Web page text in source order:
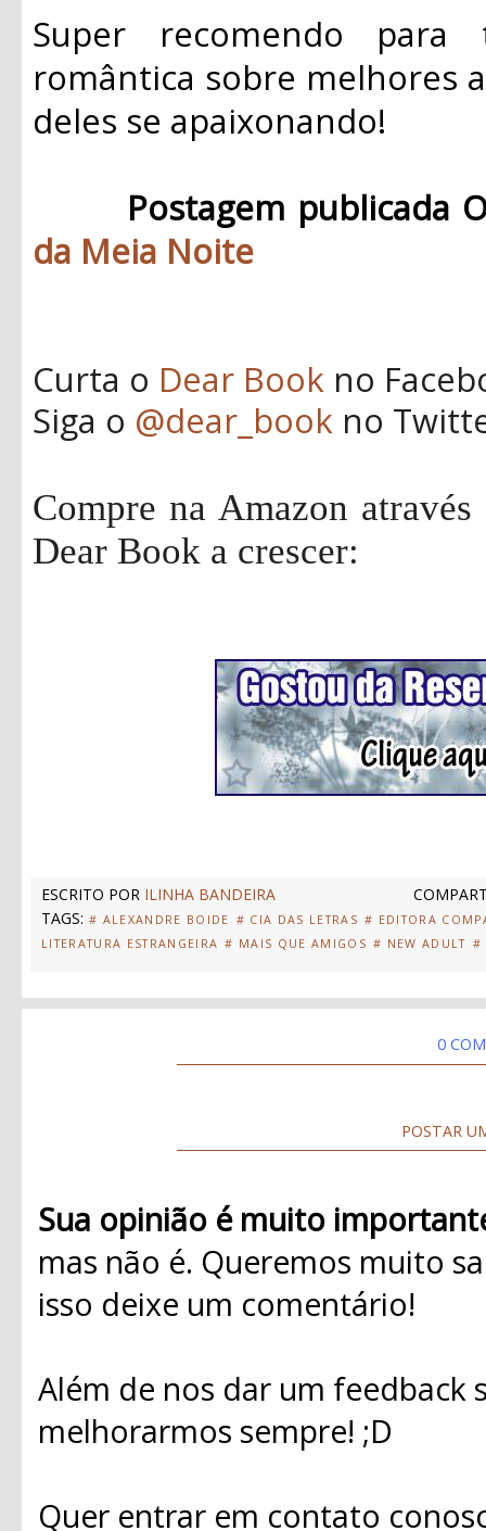
Super recomendo para
romântica sobre melhores
deles se apaixonando!
Postagem publicada
da Meia Noite
Curta o Dear Book no
Siga o @dear_book no
Compre na Amazon
Dear Book a crescer:
ESCRITO POR ILINHA BANDEIRA
TAGS: # ALEXANDRE BOIDE # CIA DAS LETRAS # EDITORA
LITERATURA ESTRANGEIRA # MAIS QUE AMIGOS # NEW ADULT #
0
POSTAR
Sua opinião é muito
mas não é. Queremos muito
isso deixe um comentário!
Além de nos dar um
melhorarmos sempre! ;D
Quer entrar em contato